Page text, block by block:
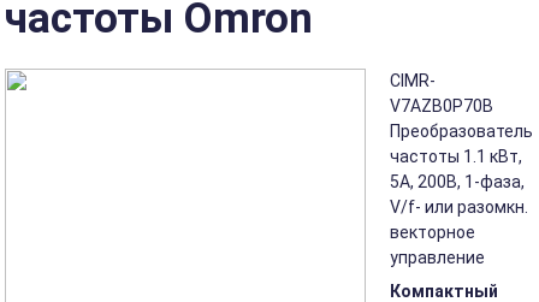
частоты Omron
CIMR-
V7AZB0P70B
Преобразователь
частоты 1.1 кВт,
5A, 200В, 1-фаза,
V/f- или разомкн.
векторное
управление
Компактный